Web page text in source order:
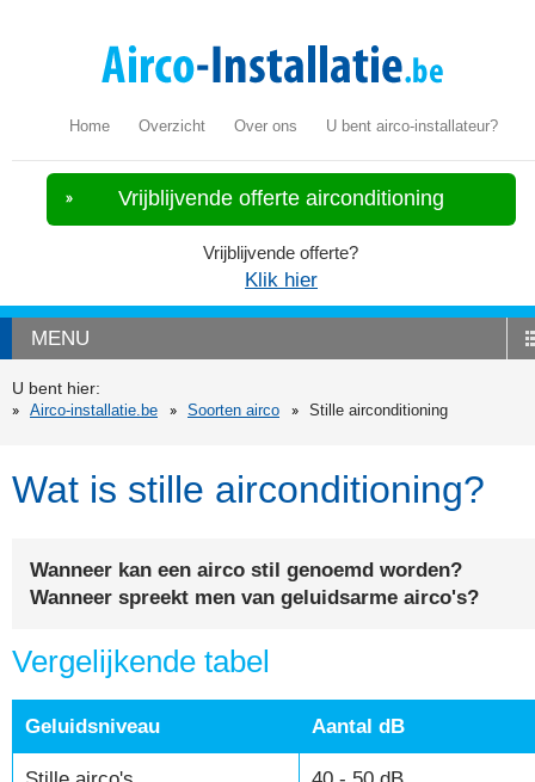
Home Overzicht Over ons U bent airco-installateur?
Vrijblijvende offerte airconditioning
Vrijblijvende offerte?
Klik hier
MENU
U bent hier:
Airco-installatie.be
Soorten airco Stille airconditioning
Wat is stille airconditioning?
Wanneer kan een airco stil genoemd worden?
Wanneer spreekt men van geluidsarme airco's?
Vergelijkende tabel
Geluidsniveau Aantal dB